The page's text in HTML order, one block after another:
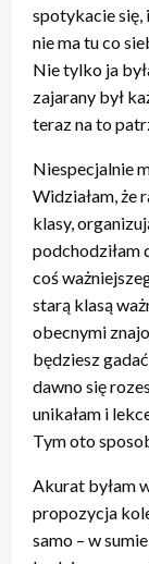
spotykacie się,
nie ma tu co
Nie tylko ja
zajarany był
teraz na to
Niespecjalnie
Widziałam, że
klasy,
podchodziłam
coś
starą klasą
obecnymi
będziesz
dawno się
unikałam i
Tym oto
Akurat byłam
propozycja
samo – w